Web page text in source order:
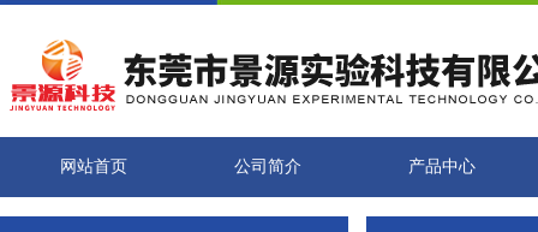
网站首页 公司简介 产品中心